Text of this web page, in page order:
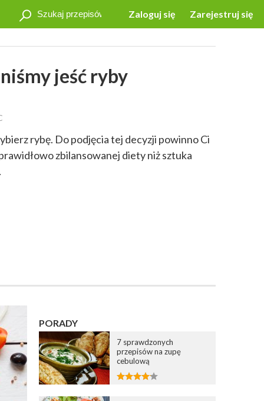
Zaloguj się Zarejestruj się
jeść ryby
rybę. Do podjęcia tej decyzji powinno Ci
zbilansowanej diety niż sztuka
PORADY
7 sprawdzonych
przepisów na zupę
cebulową